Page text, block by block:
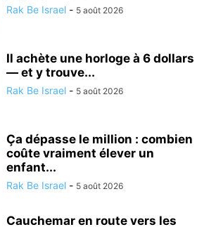
Rak Be Israel - 5 août 2026
Il achète une horloge à 6 dollars
— et y trouve...
Rak Be Israel - 5 août 2026
Ça dépasse le million : combien
coûte vraiment élever un
enfant...
Rak Be Israel - 5 août 2026
Cauchemar en route vers les